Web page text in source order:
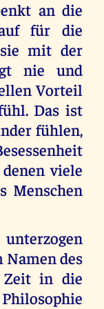
an die
für die
sie mit der
nie und
Vorteil
Das ist
fühlen,
viele
Menschen
Namen des
Zeit in die